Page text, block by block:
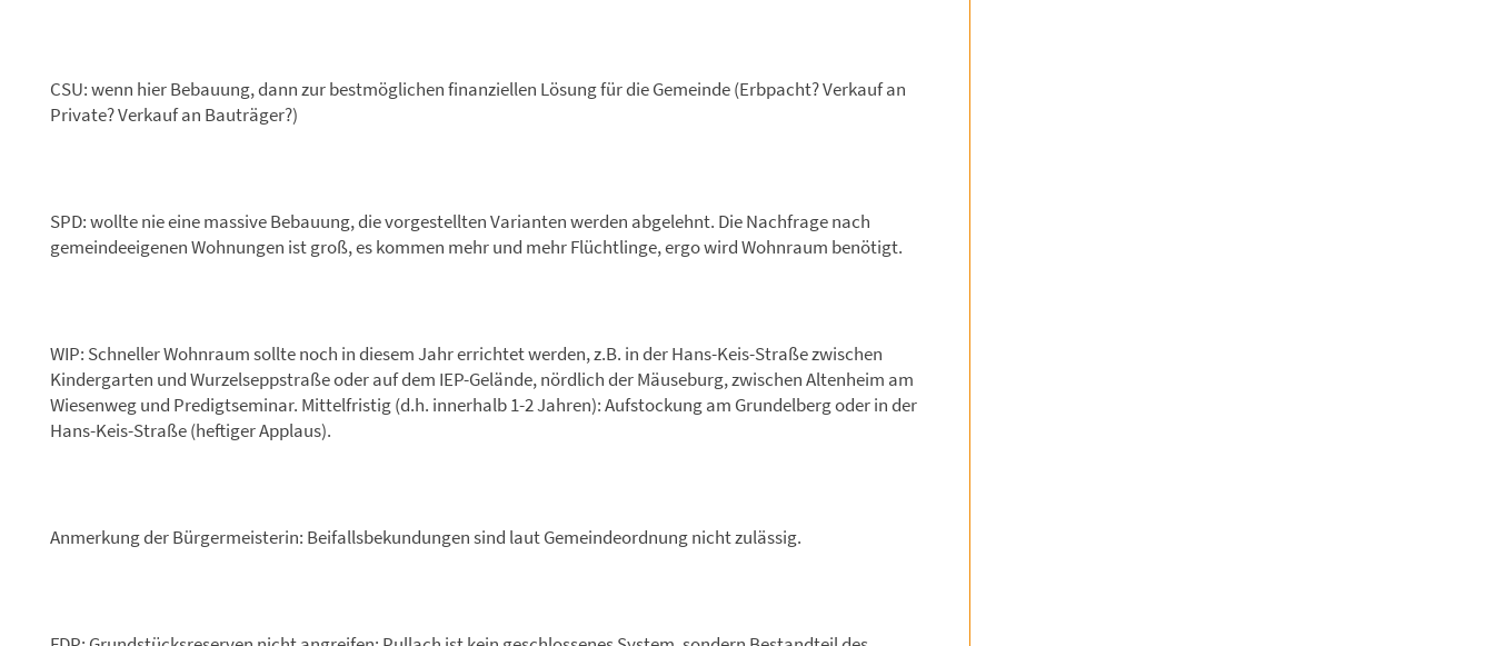
CSU: wenn hier Bebauung, dann zur bestmöglichen finanziellen Lösung für die Gemeinde (Erbpacht? Verkauf an
Private? Verkauf an Bauträger?)
SPD: wollte nie eine massive Bebauung, die vorgestellten Varianten werden abgelehnt. Die Nachfrage nach
gemeindeeigenen Wohnungen ist groß, es kommen mehr und mehr Flüchtlinge, ergo wird Wohnraum benötigt.
WIP: Schneller Wohnraum sollte noch in diesem Jahr errichtet werden, z.B. in der Hans-Keis-Straße zwischen
Kindergarten und Wurzelseppstraße oder auf dem IEP-Gelände, nördlich der Mäuseburg, zwischen Altenheim am
Wiesenweg und Predigtseminar. Mittelfristig (d.h. innerhalb 1-2 Jahren): Aufstockung am Grundelberg oder in der
Hans-Keis-Straße (heftiger Applaus).
Anmerkung der Bürgermeisterin: Beifallsbekundungen sind laut Gemeindeordnung nicht zulässig.